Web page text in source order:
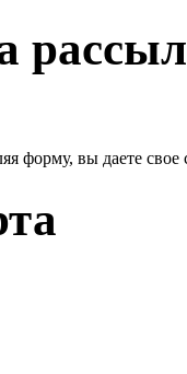
форму, вы даете